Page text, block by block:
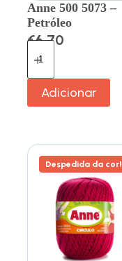
Anne 500 5073 –
Petróleo
€6.70
Adicionar
Despedida da cor!